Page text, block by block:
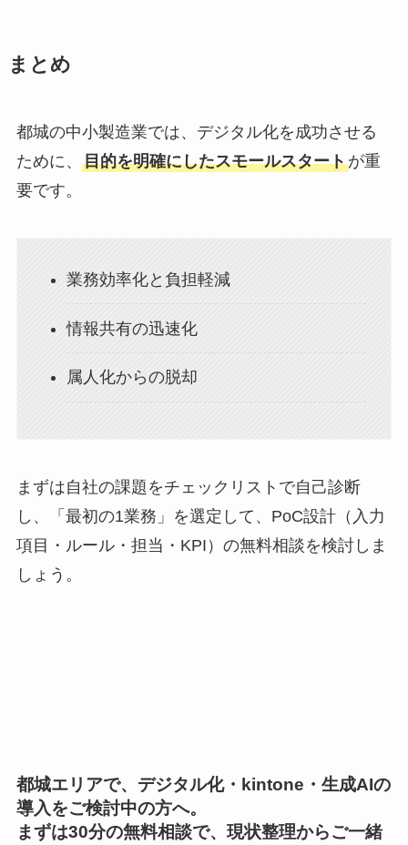
まとめ
都城の中小製造業では、デジタル化を成功させる
ために、 目的を明確にしたスモールスタートが重
要です。
業務効率化と負担軽減
情報共有の迅速化
属人化からの脱却
まずは自社の課題をチェックリストで自己診断
し、「最初の1業務」を選定して、PoC設計（入力
項目・ルール・担当・KPI）の無料相談を検討しま
しょう。
都城エリアで、デジタル化・kintone・生成AIの
導入をご検討中の方へ。
まずは30分の無料相談で、現状整理からご一緒